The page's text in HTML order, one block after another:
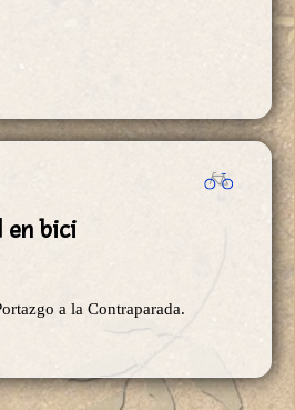
en bici
a la Contraparada.